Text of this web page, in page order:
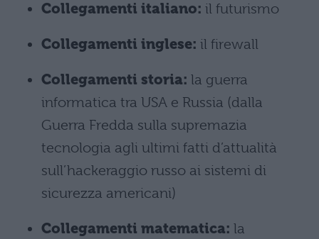
Collegamenti italiano: il futurismo
Collegamenti inglese: il firewall
Collegamenti storia: la guerra
informatica tra USA e Russia (dalla
Guerra Fredda sulla supremazia
tecnologia agli ultimi fatti d’attualità
sull’hackeraggio russo ai sistemi di
sicurezza americani)
Collegamenti matematica: la